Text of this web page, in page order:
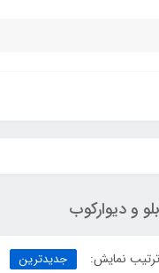
و دیوارکوب
ترتیب نمایش: جدیدترین